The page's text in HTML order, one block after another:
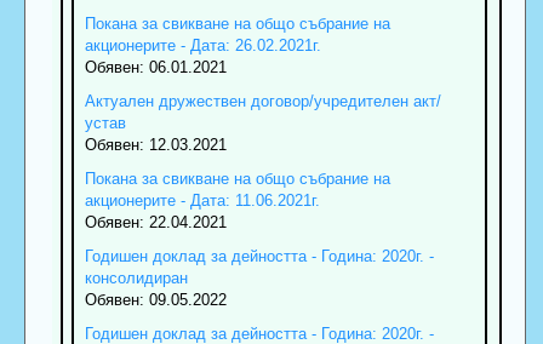
Покана за свикване на общо събрание на
акционерите - Дата: 26.02.2021г.
Обявен: 06.01.2021
Актуален дружествен договор/учредителен акт/
устав
Обявен: 12.03.2021
Покана за свикване на общо събрание на
акционерите - Дата: 11.06.2021г.
Обявен: 22.04.2021
Годишен доклад за дейността - Година: 2020г. -
консолидиран
Обявен: 09.05.2022
Годишен доклад за дейността - Година: 2020г. -